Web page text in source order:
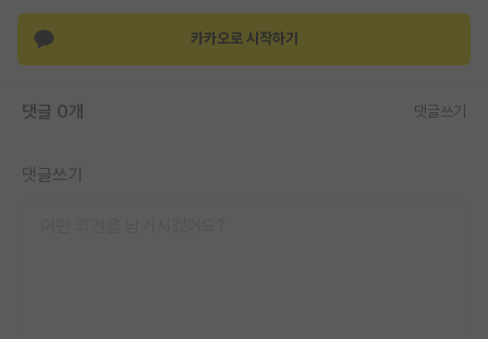
학술 정보 게시판
커리어
이벤트
카카오로 시작하기
댓글 0개 댓글쓰기
댓글쓰기